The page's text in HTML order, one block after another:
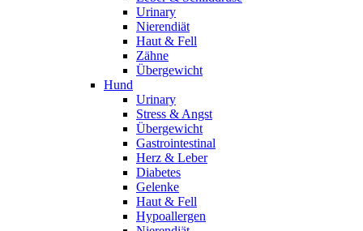
Urinary
Nierendiät
Haut & Fell
Zähne
Übergewicht
Hund
Urinary
Stress & Angst
Übergewicht
Gastrointestinal
Herz & Leber
Diabetes
Gelenke
Haut & Fell
Hypoallergen